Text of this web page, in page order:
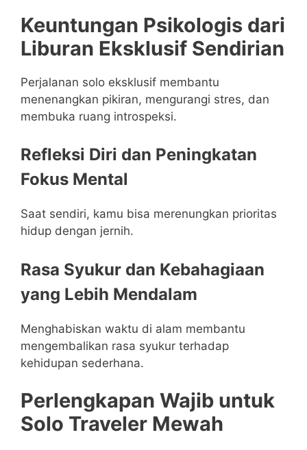
Keuntungan Psikologis dari
Liburan Eksklusif Sendirian
Perjalanan solo eksklusif membantu
menenangkan pikiran, mengurangi stres, dan
membuka ruang introspeksi.
Refleksi Diri dan Peningkatan
Fokus Mental
Saat sendiri, kamu bisa merenungkan prioritas
hidup dengan jernih.
Rasa Syukur dan Kebahagiaan
yang Lebih Mendalam
Menghabiskan waktu di alam membantu
mengembalikan rasa syukur terhadap
kehidupan sederhana.
Perlengkapan Wajib untuk
Solo Traveler Mewah